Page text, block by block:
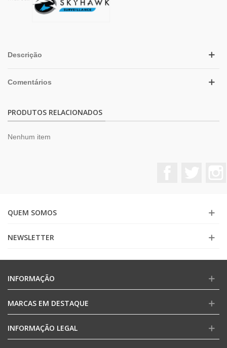
Descrição
Comentários
PRODUTOS RELACIONADOS
Nenhum item
QUEM SOMOS
NEWSLETTER
INFORMAÇÃO
MARCAS EM DESTAQUE
INFORMAÇÃO LEGAL